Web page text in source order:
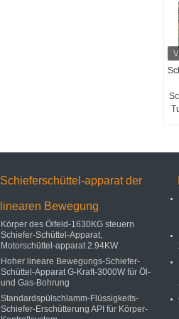
Schieferschüttel-apparat der
linearen Bewegung
Körper des Ölfeld-1630KG steuern
Schiefer-Schüttel-Apparat,
Motorschüttel-apparat 2.94KW
Hoher lineare Bewegungs-Schiefer-
Schüttel-Apparat G-Kraft-3000W für Öl-
und Gas-Bohrung
Standardspülschlamm-Flüssigkeits-
Schiefer-Erschütterung API für Körper-